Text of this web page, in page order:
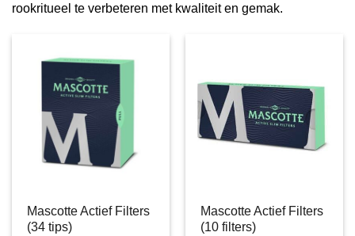
rookritueel te verbeteren met kwaliteit en gemak.
Mascotte Actief Filters
(34 tips)
Mascotte Actief Filters
(10 filters)